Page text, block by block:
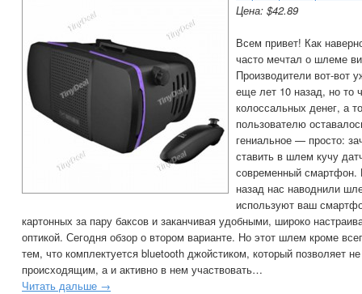
Цена: $42.89
Всем привет! Как
часто мечтал о шлеме
Производители вот-вот
еще лет 10 назад, но то
колоссальных денег, а
пользователю
гениальное — просто:
ставить в шлем кучу
современный смартфон.
назад нас наводнили
используют ваш
картонных за пару баксов и заканчивая удобными, широко
оптикой. Сегодня обзор о втором варианте. Но этот шлем кроме
тем, что комплектуется bluetooth джойстиком, который позволяет
происходящим, а и активно в нем участвовать…
Читать дальше →